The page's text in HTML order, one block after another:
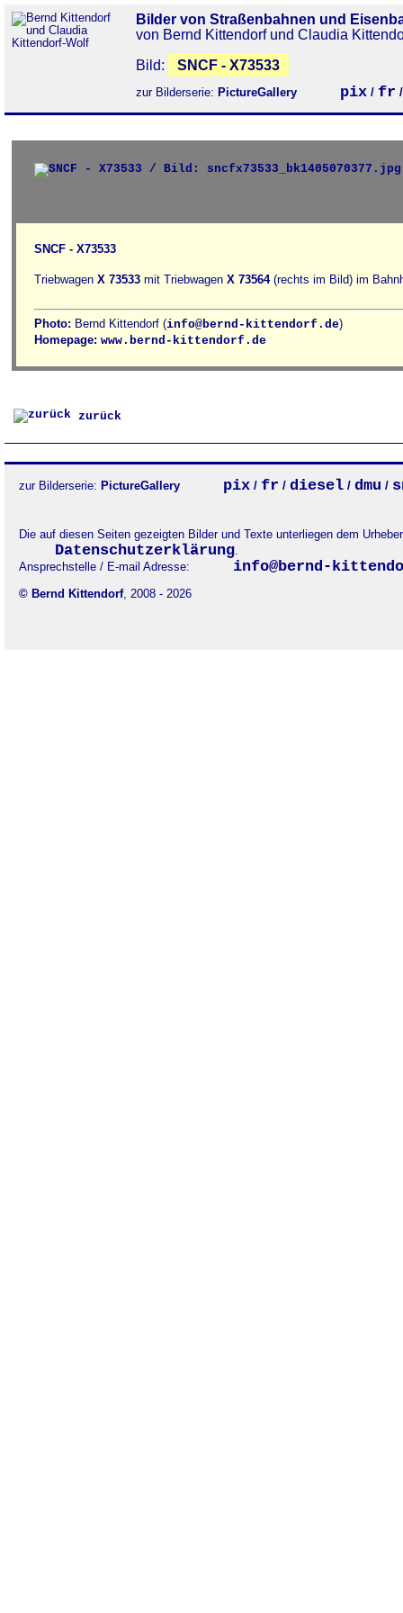
Bilder von Straßenbahnen und
von Bernd Kittendorf und Claudia
Bild:
SNCF - X73533
zur Bilderserie: PictureGallery pix / fr
SNCF - X73533
Triebwagen X 73533 mit Triebwagen X 73564(rechts im Bild) im
Photo: Bernd Kittendorf (info@bernd-kittendorf.de)
Homepage: www.bernd-kittendorf.de
zurück
zur Bilderserie: PictureGallery pix / fr / diesel / dmu /
Die auf diesen Seiten gezeigten Bilder und Texte unterliegen dem
Datenschutzerklärung.
Ansprechstelle / E-mail Adresse:
info@bernd-
© Bernd Kittendorf, 2008 - 2026